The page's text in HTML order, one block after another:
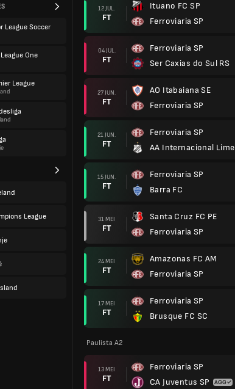
League Soccer
One
League
League
12 JUL.
FT
Ituano FC SP
Ferroviaria SP
04 JUL.
FT
Ferroviaria SP
Ser Caxias do Sul RS
27 JUN.
FT
AO Itabaiana SE
Ferroviaria SP
21 JUN.
FT
Ferroviaria SP
AA Internacional
15 JUN.
FT
Ferroviaria SP
Barra FC
31 MEI
FT
Santa Cruz FC PE
Ferroviaria SP
24 MEI
FT
Amazonas FC AM
Ferroviaria SP
17 MEI
FT
Ferroviaria SP
Brusque FC SC
Paulista A2
13 MEI
FT
Ferroviaria SP
CA Juventus SP